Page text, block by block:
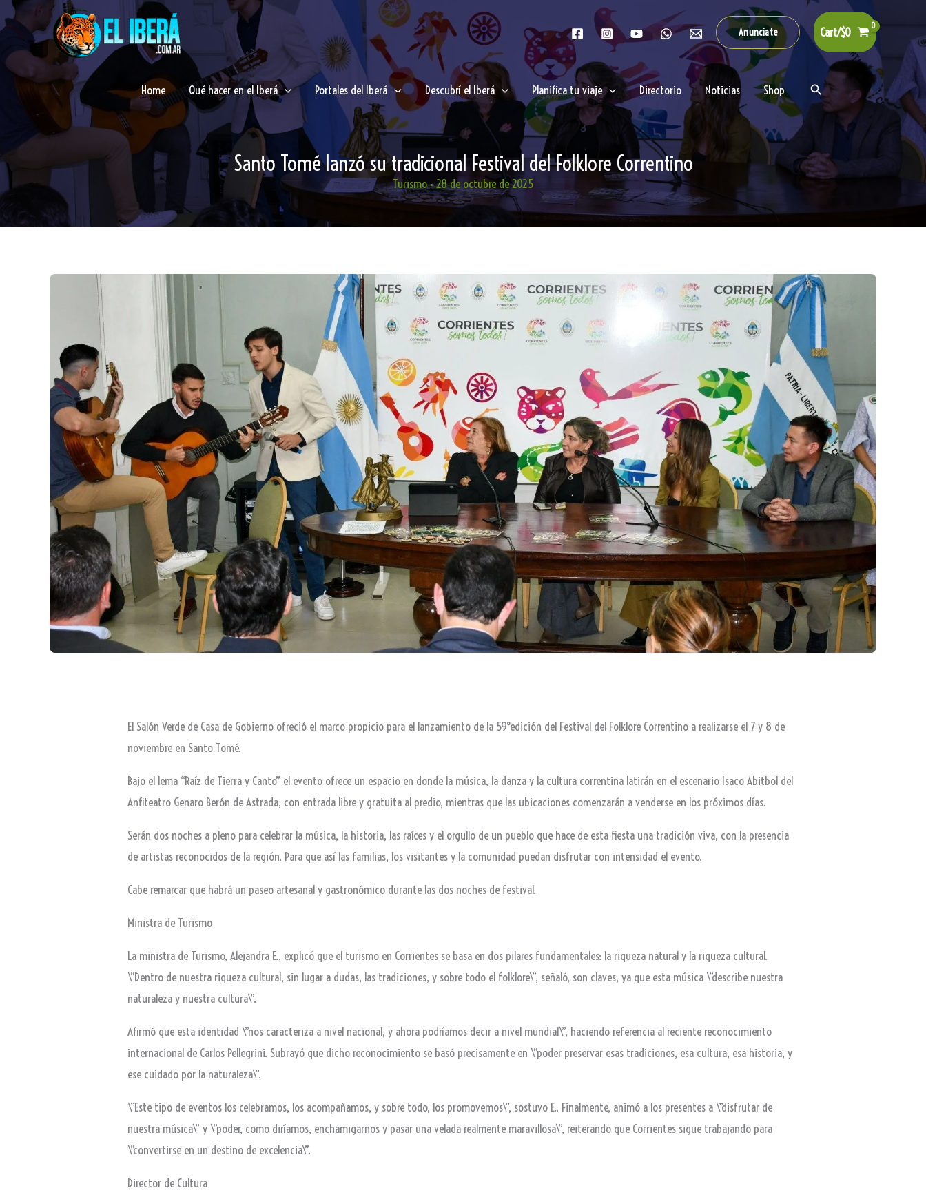
al
contenido
Anunciate Cart/$0
Home Qué hacer en el Iberá Portales del Iberá Descubrí el Iberá Planifica tu viaje Directorio Noticias Shop Buscar
Santo Tomé lanzó su tradicional Festival del Folklore Correntino
Turismo•28 de octubre de 2025
El Salón Verde de Casa de Gobierno ofreció el marco propicio para el lanzamiento de la 59°edición del Festival del Folklore Correntino a realizarse el 7 y 8 de
noviembre en Santo Tomé.
Bajo el lema “Raíz de Tierra y Canto” el evento ofrece un espacio en donde la música, la danza y la cultura correntina latirán en el escenario Isaco Abitbol del
Anfiteatro Genaro Berón de Astrada, con entrada libre y gratuita al predio, mientras que las ubicaciones comenzarán a venderse en los próximos días.
Serán dos noches a pleno para celebrar la música, la historia, las raíces y el orgullo de un pueblo que hace de esta fiesta una tradición viva, con la presencia
de artistas reconocidos de la región. Para que así las familias, los visitantes y la comunidad puedan disfrutar con intensidad el evento.
Cabe remarcar que habrá un paseo artesanal y gastronómico durante las dos noches de festival.
Ministra de Turismo
La ministra de Turismo, Alejandra E., explicó que el turismo en Corrientes se basa en dos pilares fundamentales: la riqueza natural y la riqueza cultural.
\”Dentro de nuestra riqueza cultural, sin lugar a dudas, las tradiciones, y sobre todo el folklore\”, señaló, son claves, ya que esta música \”describe nuestra
naturaleza y nuestra cultura\”.
Afirmó que esta identidad \”nos caracteriza a nivel nacional, y ahora podríamos decir a nivel mundial\”, haciendo referencia al reciente reconocimiento
internacional de Carlos Pellegrini. Subrayó que dicho reconocimiento se basó precisamente en \”poder preservar esas tradiciones, esa cultura, esa historia, y
ese cuidado por la naturaleza\”.
\”Este tipo de eventos los celebramos, los acompañamos, y sobre todo, los promovemos\”, sostuvo E.. Finalmente, animó a los presentes a \”disfrutar de
nuestra música\” y \”poder, como diríamos, enchamigarnos y pasar una velada realmente maravillosa\”, reiterando que Corrientes sigue trabajando para
\”convertirse en un destino de excelencia\”.
Director de Cultura